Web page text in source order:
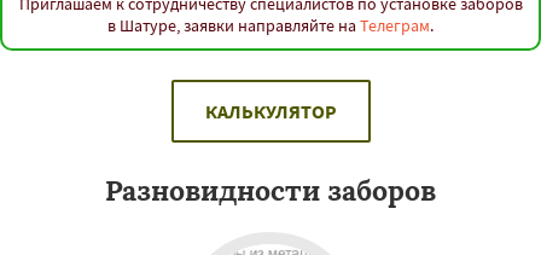
в Шатуре, заявки направляйте на Телеграм.
КАЛЬКУЛЯТОР
Разновидности заборов